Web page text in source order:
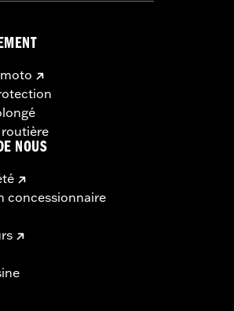
NOUS
concessionnaire